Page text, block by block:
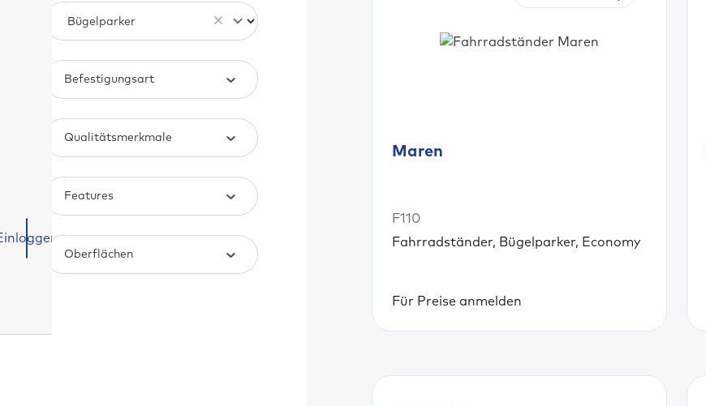
Befestigungsart
Qualitätsmerkmale
Features
Oberflächen
Maren
F110
Fahrradständer, Bügelparker, Economy
Für Preise anmelden